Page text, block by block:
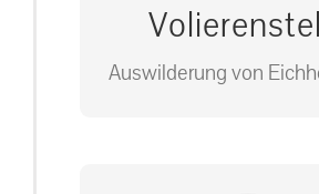
Auswilderung von